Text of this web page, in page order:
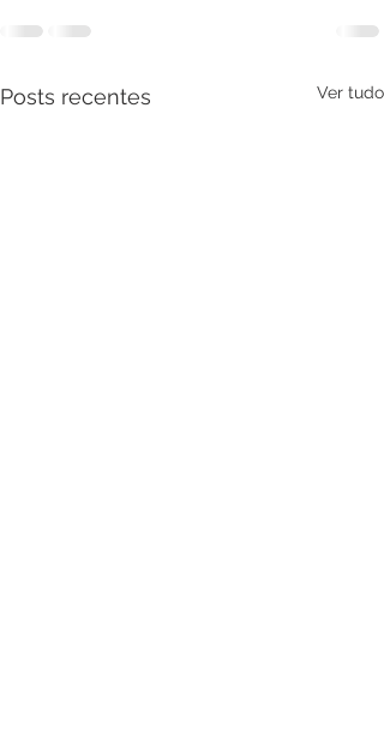
Posts recentes Ver tudo